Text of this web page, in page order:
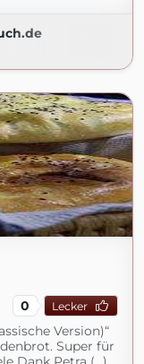
0 Lecker
Version)“
Super für